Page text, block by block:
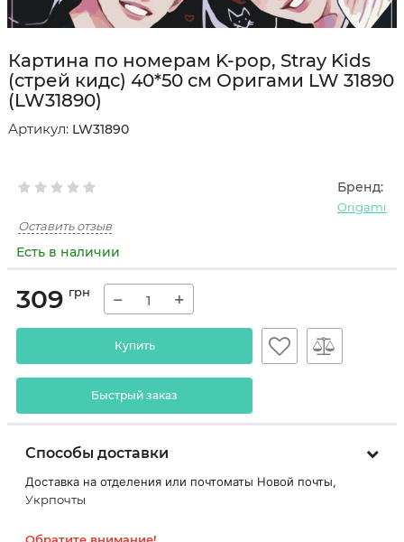
Картина по номерам K-pop, Stray Kids
(стрей кидс) 40*50 см Оригами LW 31890
(LW31890)
Артикул: LW31890
Бренд:
Origami
Оставить отзыв
Есть в наличии
309 грн − +
Купить
Быстрый заказ
Способы доставки
Доставка на отделения или почтоматы Новой почты,
Укрпочты